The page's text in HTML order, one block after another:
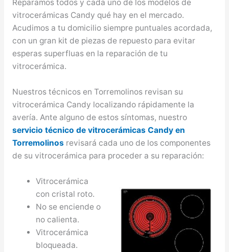
Reparamos todos y cada uno de los modelos de
vitrocerámicas Candy qué hay en el mercado.
Acudimos a tu domicilio siempre puntuales acordada,
con un gran kit de piezas de repuesto para evitar
esperas superfluas en la reparación de tu
vitrocerámica.
Nuestros técnicos en Torremolinos revisan su
vitrocerámica Candy localizando rápidamente la
avería. Ante alguno de estos síntomas, nuestro
servicio técnico de vitrocerámicas Candy en
Torremolinosrevisará cada uno de los componentes
de su vitrocerámica para proceder a su reparación:
Vitrocerámica
con cristal roto.
No se enciende o
no calienta.
Vitrocerámica
bloqueada.